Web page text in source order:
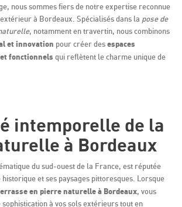
nous sommes fiers de notre expertise reconnue
à Bordeaux. Spécialisés dans la pose de
, notamment en travertin, nous combinons
et innovation pour créer desespaces
fonctionnels qui reflètent le charme unique de
intemporelle de la
à Bordeaux
du sud-ouest de la France, est réputée
et ses paysages pittoresques. Lorsque
en pierre naturelle à Bordeaux, vous
sophistication à vos sols extérieurs tout en